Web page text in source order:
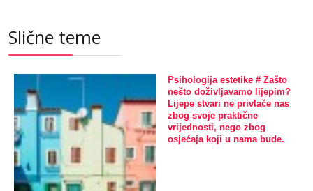
Slične teme
Psihologija estetike # Zašto
nešto doživljavamo lijepim?
Lijepe stvari ne privlače nas
zbog svoje praktične
vrijednosti, nego zbog
osjećaja koji u nama bude.